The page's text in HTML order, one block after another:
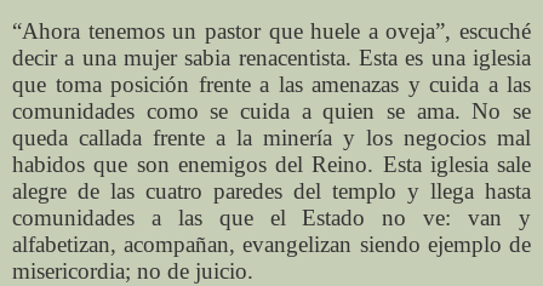
“Ahora tenemos un pastor que huele a oveja”, escuché
decir a una mujer sabia renacentista. Esta es una iglesia
que toma posición frente a las amenazas y cuida a las
comunidades como se cuida a quien se ama. No se
queda callada frente a la minería y los negocios mal
habidos que son enemigos del Reino. Esta iglesia sale
alegre de las cuatro paredes del templo y llega hasta
comunidades a las que el Estado no ve: van y
alfabetizan, acompañan, evangelizan siendo ejemplo de
misericordia; no de juicio.